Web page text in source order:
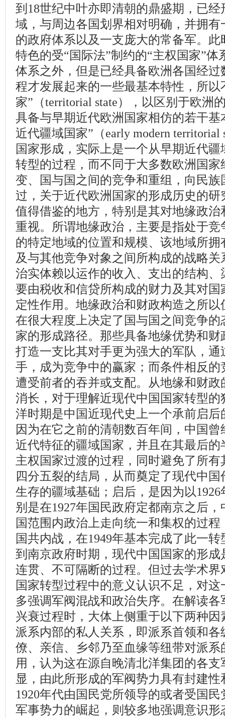
到18世纪中叶亦即清朝的鼎盛期，已
域，与周边各国划界相对明确，并拥
的政府体系以及一支庞大的常备军。
特色的受“国际法”制约的“主权国家”
体系之外，但是已经具备欧洲各国经过
程才发展起来的一些最基本特性，所以
家”（territorial state），以区别于欧洲
具备与早期近代欧洲国家相仿的若干基
近代疆域国家”（early modern territorial
国家形成，实际上是一个从早期近代
转型的过程，而不同于大多数欧洲国
变、国与国之间的竞争和重组，向民
过，关于近代欧洲国家的形成历史的
值得借鉴的地方，特别是其对地缘政
重视。所谓地缘政治，主要是指处于
的特定地域的位置和规模、该地域所
及与其他竞争对象之间所构成的战略
治实体赖以运作的收入、支出的结构
要由税收和信贷所构成的财力及其对
定性作用。地缘政治和财政构造之所
在很大程度上决定了国与国之间竞争
家的形成路径。那些具备地缘优势和
打造一支比其对手更为强大的军队，
手，成为竞争中的赢家；而条件相反
遭受前者的吞并或支配。从地缘和财
消长，对于理解近现代中国国家转型
洋时期是中国近现代史上一个承前启
因为在它之前的清朝数百年间，中国
近代特征的疆域国家，并且在其最后
主权国家过渡的过程，同时避免了所
四分五裂的结局，从而奠定了现代中
生存的疆域基础；启后，是因为以
别是在1927年国民政府定都南京之后
国范围内政治上走向统一和集权的过
国共内战，在1949年基本完成了此一
到南京政府时期，现代中国国家的形
连贯、不可隔断的过程。但过去学术
国家转型过程中的意义认识不足，对
多强调军阀混战和政治失序。在解读
兴衰过程时，大体上侧重于以下两种
派系内部的私人关系，即派系首领和
僚、亲信、乡邻乃至血缘等纽带对派
用，认为这在源自晚清北洋集团的各
显，由此所形成的军阀势力具有封建
1920年代由国民党所领导的或者受国
军事势力的崛起，则较多地强调意识